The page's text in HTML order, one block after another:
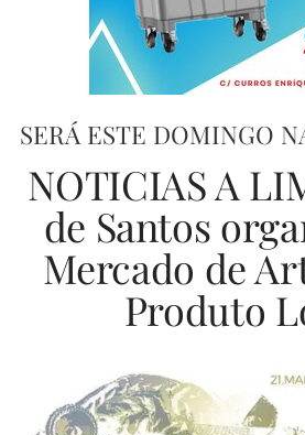
SERÁ ESTE DOMINGO
NOTICIAS A
de Santos
Mercado de
Produto